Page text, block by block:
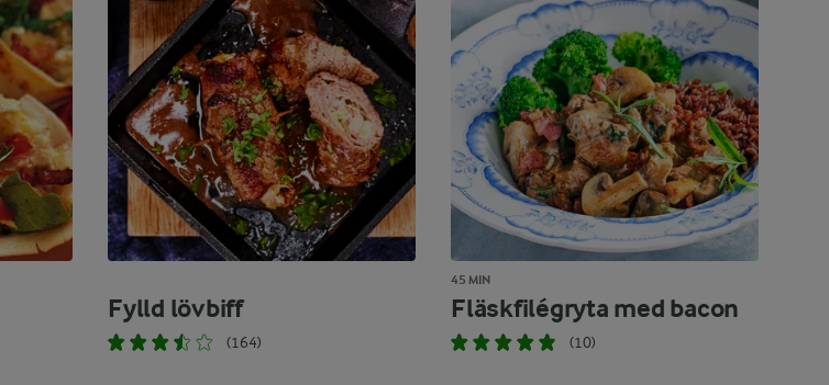
Fylld lövbiff
(164)
45 MIN
Fläskfilégryta med bacon
(10)